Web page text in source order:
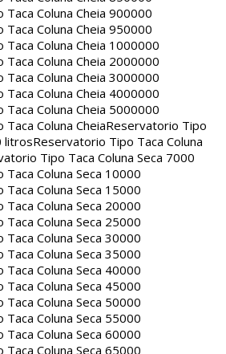
Coluna Cheia 900000
Coluna Cheia 950000
Coluna Cheia 1000000
Coluna Cheia 2000000
Coluna Cheia 3000000
Coluna Cheia 4000000
Coluna Cheia 5000000
Coluna CheiaReservatorio Tipo
litrosReservatorio Tipo Taca Coluna
Tipo Taca Coluna Seca 7000
Coluna Seca 10000
Coluna Seca 15000
Coluna Seca 20000
Coluna Seca 25000
Coluna Seca 30000
Coluna Seca 35000
Coluna Seca 40000
Coluna Seca 45000
Coluna Seca 50000
Coluna Seca 55000
Coluna Seca 60000
Coluna Seca 65000